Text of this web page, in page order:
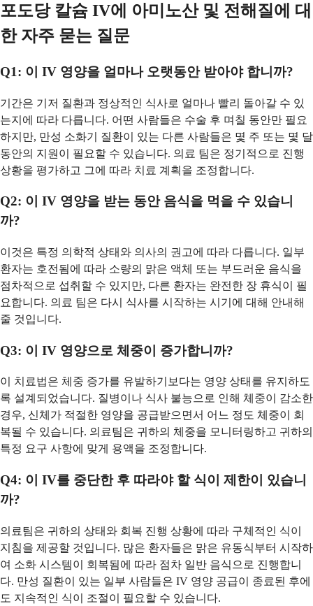
포도당 칼슘 IV에 아미노산 및 전해질에 대
한 자주 묻는 질문
Q1: 이 IV 영양을 얼마나 오랫동안 받아야 합니까?
기간은 기저 질환과 정상적인 식사로 얼마나 빨리 돌아갈 수 있
는지에 따라 다릅니다. 어떤 사람들은 수술 후 며칠 동안만 필요
하지만, 만성 소화기 질환이 있는 다른 사람들은 몇 주 또는 몇 달
동안의 지원이 필요할 수 있습니다. 의료 팀은 정기적으로 진행
상황을 평가하고 그에 따라 치료 계획을 조정합니다.
Q2: 이 IV 영양을 받는 동안 음식을 먹을 수 있습니
까?
이것은 특정 의학적 상태와 의사의 권고에 따라 다릅니다. 일부
환자는 호전됨에 따라 소량의 맑은 액체 또는 부드러운 음식을
점차적으로 섭취할 수 있지만, 다른 환자는 완전한 장 휴식이 필
요합니다. 의료 팀은 다시 식사를 시작하는 시기에 대해 안내해
줄 것입니다.
Q3: 이 IV 영양으로 체중이 증가합니까?
이 치료법은 체중 증가를 유발하기보다는 영양 상태를 유지하도
록 설계되었습니다. 질병이나 식사 불능으로 인해 체중이 감소한
경우, 신체가 적절한 영양을 공급받으면서 어느 정도 체중이 회
복될 수 있습니다. 의료팀은 귀하의 체중을 모니터링하고 귀하의
특정 요구 사항에 맞게 용액을 조정합니다.
Q4: 이 IV를 중단한 후 따라야 할 식이 제한이 있습니
까?
의료팀은 귀하의 상태와 회복 진행 상황에 따라 구체적인 식이
지침을 제공할 것입니다. 많은 환자들은 맑은 유동식부터 시작하
여 소화 시스템이 회복됨에 따라 점차 일반 음식으로 진행합니
다. 만성 질환이 있는 일부 사람들은 IV 영양 공급이 종료된 후에
도 지속적인 식이 조절이 필요할 수 있습니다.